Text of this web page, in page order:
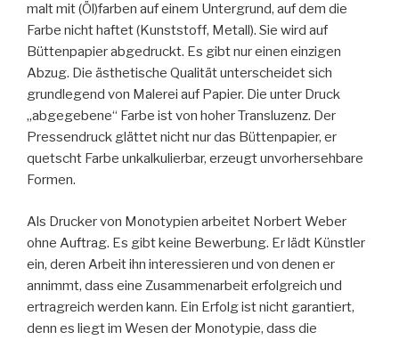
malt mit (Öl)farben auf einem Untergrund, auf dem die
Farbe nicht haftet (Kunststoff, Metall). Sie wird auf
Büttenpapier abgedruckt. Es gibt nur einen einzigen
Abzug. Die ästhetische Qualität unterscheidet sich
grundlegend von Malerei auf Papier. Die unter Druck
„abgegebene“ Farbe ist von hoher Transluzenz. Der
Pressendruck glättet nicht nur das Büttenpapier, er
quetscht Farbe unkalkulierbar, erzeugt unvorhersehbare
Formen.
Als Drucker von Monotypien arbeitet Norbert Weber
ohne Auftrag. Es gibt keine Bewerbung. Er lädt Künstler
ein, deren Arbeit ihn interessieren und von denen er
annimmt, dass eine Zusammenarbeit erfolgreich und
ertragreich werden kann. Ein Erfolg ist nicht garantiert,
denn es liegt im Wesen der Monotypie, dass die